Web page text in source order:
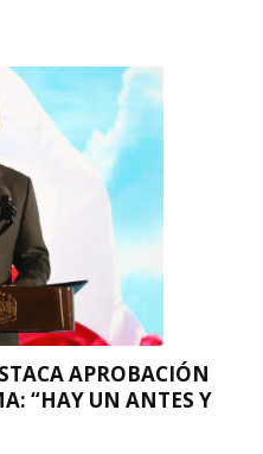
APROBACIÓN
“HAY UN ANTES Y